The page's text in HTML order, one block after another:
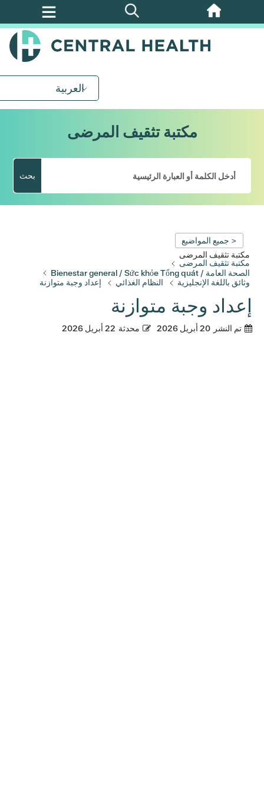
تخطي
العربية
مكتبة تثقيف المرضى
بحث
< جميع المواضيع
مكتبة تثقيف المرضى
مكتبة تثقيف المرضى
الصحة العامة / Bienestar general / Sức khỏe Tổng quát
وثائق باللغة الإنجليزية
النظام الغذائي إعداد وجبة متوازنة
إعداد وجبة متوازنة
تم النشر 20 أبريل 2026 محدثة 22 أبريل 2026